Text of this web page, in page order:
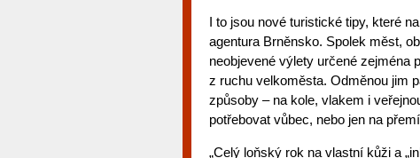
I to jsou nové turistické tipy, které
agentura Brněnsko. Spolek měst,
neobjevené výlety určené zejména
z ruchu velkoměsta. Odměnou jim
způsoby – na kole, vlakem i
potřebovat vůbec, nebo jen na
„Celý loňský rok na vlastní kůži a